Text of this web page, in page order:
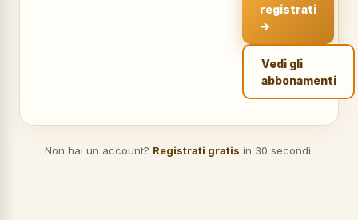
registrati
→
Vedi gli
abbonamenti
Non hai un account? Registrati gratis in 30 secondi.